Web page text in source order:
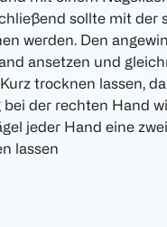
sollte mit der
werden. Den
ansetzen und
trocknen lassen,
der rechten Hand
jeder Hand eine
lassen